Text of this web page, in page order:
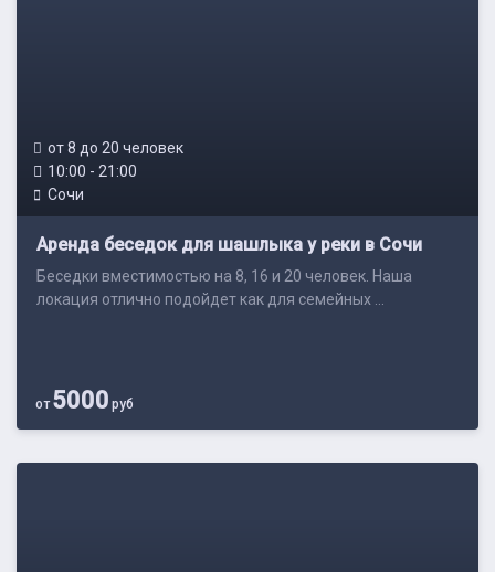
от 8 до 20 человек
10:00 - 21:00
Сочи
Аренда беседок для шашлыка у реки в Сочи
Беседки вместимостью на 8, 16 и 20 человек. Наша
локация отлично подойдет как для семейных ...
от5000 руб